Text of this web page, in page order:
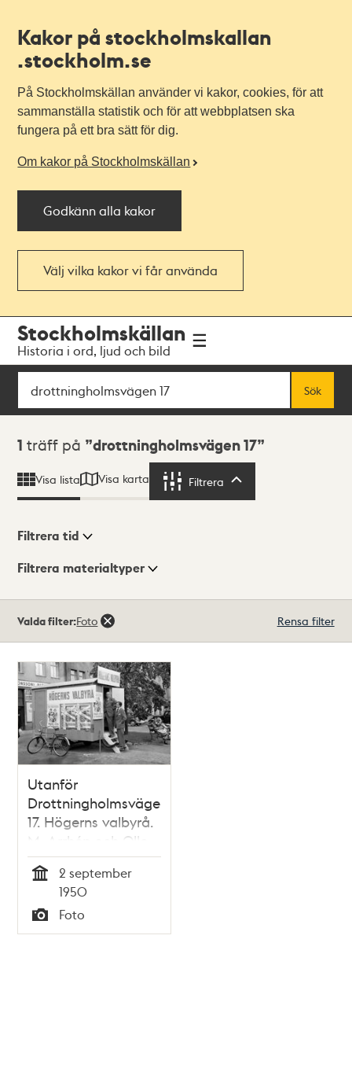
Kakor på stockholmskallan
.stockholm.se
På Stockholmskällan använder vi kakor, cookies, för att
sammanställa statistik och för att webbplatsen ska
fungera på ett bra sätt för dig.
Om kakor på Stockholmskällan
Godkänn alla kakor
Välj vilka kakor vi får använda
navigationen
huvudinnehållet
Stockholmskällan
Historia i ord, ljud och bild
Sök
Sök
Sökresultat
1 träff på drottningholmsvägen 17
Visa lista Visa karta Filtrera
Visningsläge
Filtrera tid
Filtrera materialtyper
träffar
Valda filter:Foto Rensa filter
Utanför
Drottningholmsvägen
17. Högerns valbyrå.
M. Arrhén och Olle
Lonér
2 september
1950
Typ
Foto